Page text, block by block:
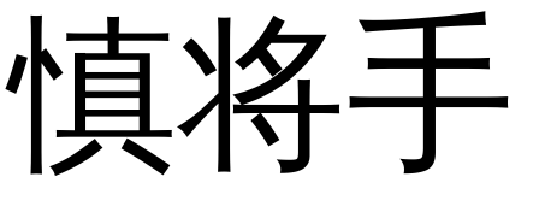
慎将手